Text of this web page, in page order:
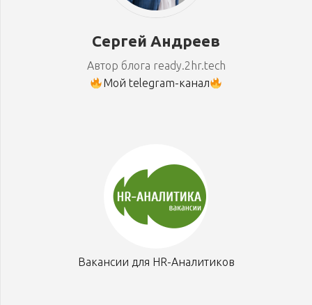
Сергей Андреев
Автор блога ready.2hr.tech
Мой telegram-канал
Вакансии для HR-Аналитиков